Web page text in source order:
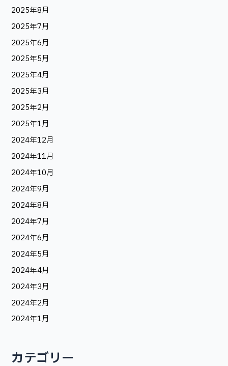
2025年8月
2025年7月
2025年6月
2025年5月
2025年4月
2025年3月
2025年2月
2025年1月
2024年12月
2024年11月
2024年10月
2024年9月
2024年8月
2024年7月
2024年6月
2024年5月
2024年4月
2024年3月
2024年2月
2024年1月
カテゴリー